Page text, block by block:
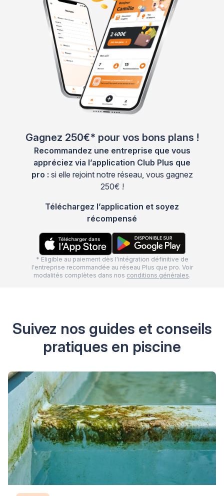
Gagnez 250€* pour vos bons plans !
Recommandez une entreprise que vous
appréciez via l’application Club Plus que
pro : si elle rejoint notre réseau, vous gagnez
250€ !
Téléchargez l’application et soyez
récompensé
* Eligible au paiement dès l'intégration définitive de
l'entreprise recommandée au réseau Plus que pro. Voir
modalités complètes dans nos conditions générales.
Suivez nos guides et conseils
pratiques en piscine